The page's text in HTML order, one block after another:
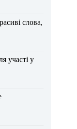
слова,
участі у